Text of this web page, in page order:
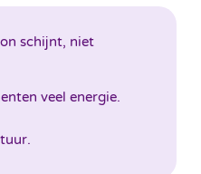
schijnt, niet
veel energie.